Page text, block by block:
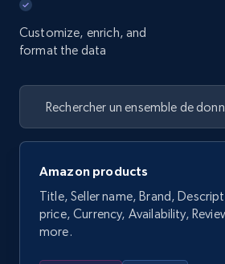
Customize, enrich, and
format the data
Amazon products
Title, Seller name, Brand,
price, Currency, Availability,
more.